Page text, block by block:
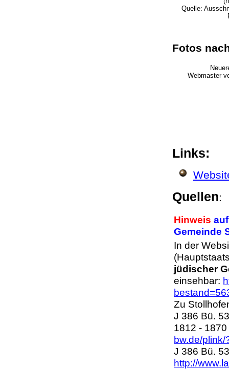
Quelle:
Fotos
Webmaster
Links:
Quellen
Hinweis
In der
jüdischer
einsehbar:
Zu
J 386 Bü.
1812 -
bw.de/
J 386 Bü.
http://